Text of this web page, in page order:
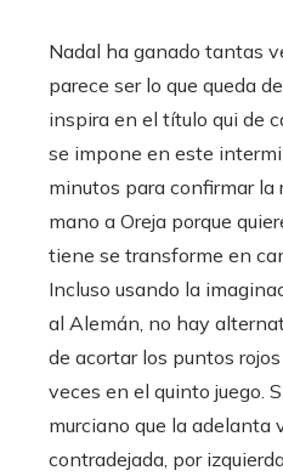
Nadal ha ganado tantas
parece ser lo que queda
inspira en el título qui de
se impone en este
minutos para confirmar
mano a Oreja porque
tiene se transforme en
Incluso usando la
al Alemán, no hay
de acortar los puntos
veces en el quinto juego.
murciano que la adelanta
contradejada, por